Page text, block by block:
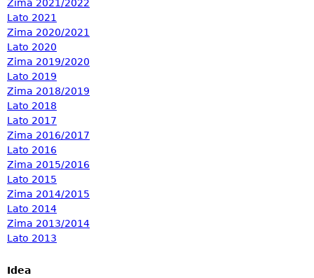
Zima 2021/2022
Lato 2021
Zima 2020/2021
Lato 2020
Zima 2019/2020
Lato 2019
Zima 2018/2019
Lato 2018
Lato 2017
Zima 2016/2017
Lato 2016
Zima 2015/2016
Lato 2015
Zima 2014/2015
Lato 2014
Zima 2013/2014
Lato 2013
Idea